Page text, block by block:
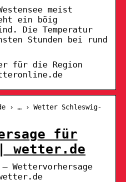
meist
ein böig
Die Temperatur
Stunden bei rund
für die Region
› … › Wetter Schleswig-
für
| wetter.de
Wettervorhersage